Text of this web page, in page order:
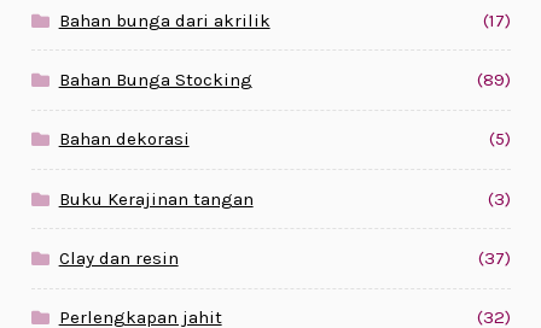
Bahan bunga dari akrilik (17)
Bahan Bunga Stocking (89)
Bahan dekorasi (5)
Buku Kerajinan tangan (3)
Clay dan resin (37)
Perlengkapan jahit (32)